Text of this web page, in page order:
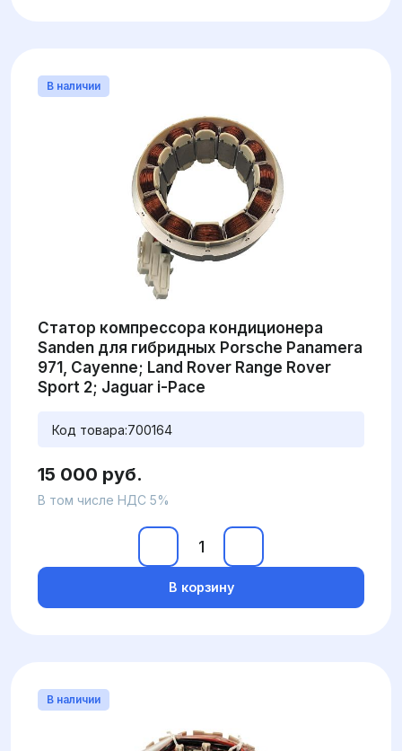
В наличии
Статор компрессора кондиционера
Sanden для гибридных Porsche Panamera
971, Cayenne; Land Rover Range Rover
Sport 2; Jaguar i-Pace
Код товара:700164
15 000 руб.
В том числе НДС 5%
В корзину
В наличии